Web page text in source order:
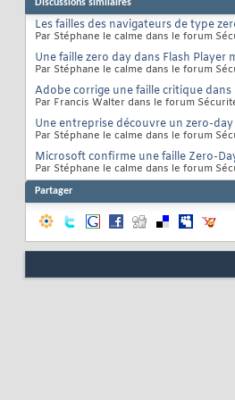
Discussions similaires
Les failles des navigateurs de type
Par Stéphane le calme dans le forum
Une faille zero day dans Flash Player
Par Stéphane le calme dans le forum
Adobe corrige une faille critique dans
Par Francis Walter dans le forum
Une entreprise découvre un zero-
Par Stéphane le calme dans le forum
Microsoft confirme une faille Zero-
Par Stéphane le calme dans le forum
Partager